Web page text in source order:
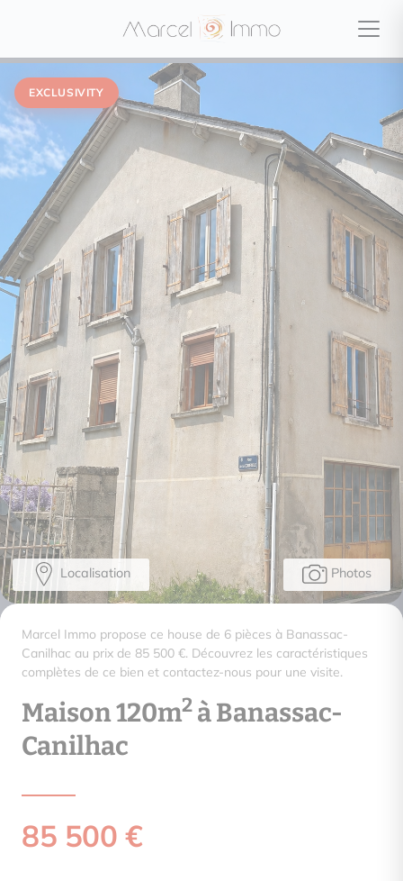
EXCLUSIVITY
Photos
Localisation
Marcel Immo propose ce house de 6 pièces à Banassac-
Canilhac au prix de 85 500 €. Découvrez les caractéristiques
complètes de ce bien et contactez-nous pour une visite.
Maison 120m2 à Banassac-
Canilhac
85 500 €